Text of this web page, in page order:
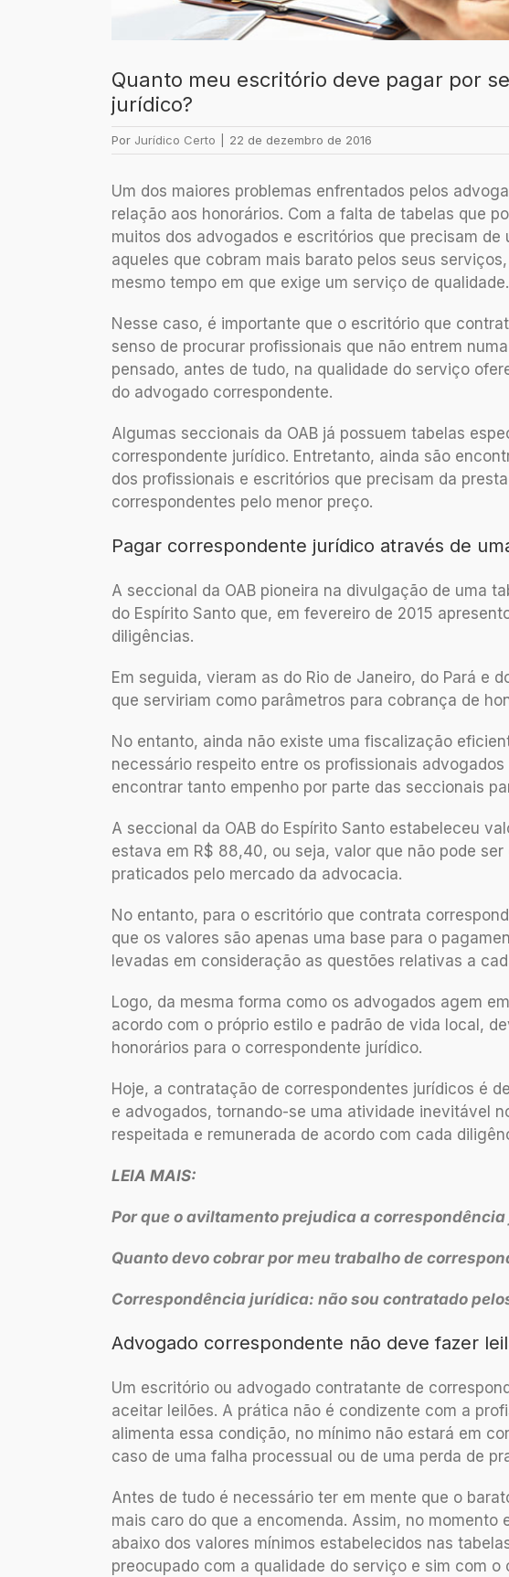
Quanto meu escritório deve pagar por
jurídico?
Por Jurídico Certo 22 de dezembro de 2016
Um dos maiores problemas enfrentados pelos
relação aos honorários. Com a falta de tabelas que
muitos dos advogados e escritórios que precisam
aqueles que cobram mais barato pelos seus
mesmo tempo em que exige um serviço de qualidade.
Nesse caso, é importante que o escritório que
senso de procurar profissionais que não entrem
pensado, antes de tudo, na qualidade do serviço
do advogado correspondente.
Algumas seccionais da OAB já possuem tabelas
correspondente jurídico. Entretanto, ainda são
dos profissionais e escritórios que precisam da
correspondentes pelo menor preço.
Pagar correspondente jurídico através de
A seccional da OAB pioneira na divulgação de uma
do Espírito Santo que, em fevereiro de 2015
diligências.
Em seguida, vieram as do Rio de Janeiro, do Pará e
que serviriam como parâmetros para cobrança de
No entanto, ainda não existe uma fiscalização
necessário respeito entre os profissionais
encontrar tanto empenho por parte das seccionais
A seccional da OAB do Espírito Santo estabeleceu
estava em R$ 88,40, ou seja, valor que não pode
praticados pelo mercado da advocacia.
No entanto, para o escritório que contrata
que os valores são apenas uma base para o
levadas em consideração as questões relativas a
Logo, da mesma forma como os advogados agem
acordo com o próprio estilo e padrão de vida local,
honorários para o correspondente jurídico.
Hoje, a contratação de correspondentes jurídicos é
e advogados, tornando-se uma atividade inevitável
respeitada e remunerada de acordo com cada
LEIA MAIS:
Por que o aviltamento prejudica a
Quanto devo cobrar por meu trabalho de
Correspondência jurídica: não sou contratado
Advogado correspondente não deve fazer
Um escritório ou advogado contratante de
aceitar leilões. A prática não é condizente com a
alimenta essa condição, no mínimo não estará em
caso de uma falha processual ou de uma perda de
Antes de tudo é necessário ter em mente que o
mais caro do que a encomenda. Assim, no
abaixo dos valores mínimos estabelecidos nas
preocupado com a qualidade do serviço e sim com o